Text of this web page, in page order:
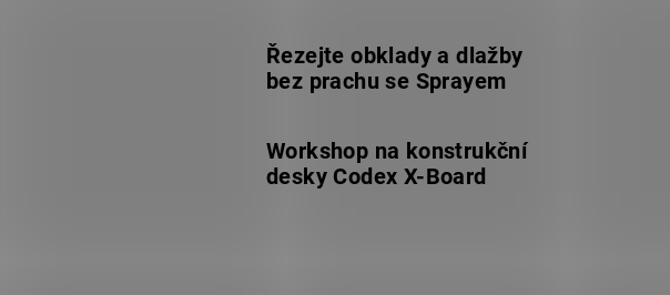
Řezejte obklady a dlažby
bez prachu se Sprayem
Workshop na konstrukční
desky Codex X-Board